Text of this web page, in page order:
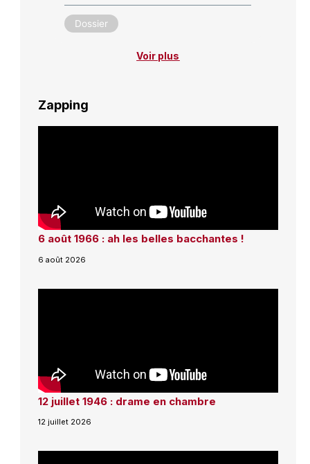
Dossier
Voir plus
Zapping
6 août 1966 : ah les belles bacchantes !
6 août 2026
12 juillet 1946 : drame en chambre
12 juillet 2026